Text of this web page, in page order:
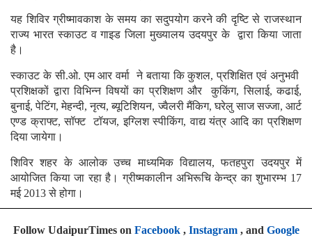
यह शिविर ग्रीष्मावकाश के समय का सदुपयोग करने की दृष्टि से राजस्थान
राज्य भारत स्काउट व गाइड जिला मुख्यालय उदयपुर के द्वारा किया जाता
है।
स्काउट के सी.ओ. एम आर वर्मा ने बताया कि कुशल, प्रशिक्षित एवं अनुभवी
प्रशिक्षकों द्वारा विभिन्न विषयों का प्रशिक्षण और कुकिंग, सिलाई, कढाई,
बुनाई, पेटिंग, मेहन्दी, नृत्य, ब्यूटिशियन, ज्वैलरी मैंकिग, घरेलु साज सज्जा, आर्ट
एण्ड क्राफ्ट, सॉफ्ट टॉयज, इग्लिश स्पीकिंग, वाद्य यंत्र आदि का प्रशिक्षण
दिया जायेगा।
शिविर शहर के आलोक उच्च माध्यमिक विद्यालय, फतहपुरा उदयपुर में
आयोजित किया जा रहा है। ग्रीष्मकालीन अभिरूचि केन्द्र का शुभारम्भ 17
मई 2013 से होगा।
Follow UdaipurTimes on Facebook, Instagram, and Google